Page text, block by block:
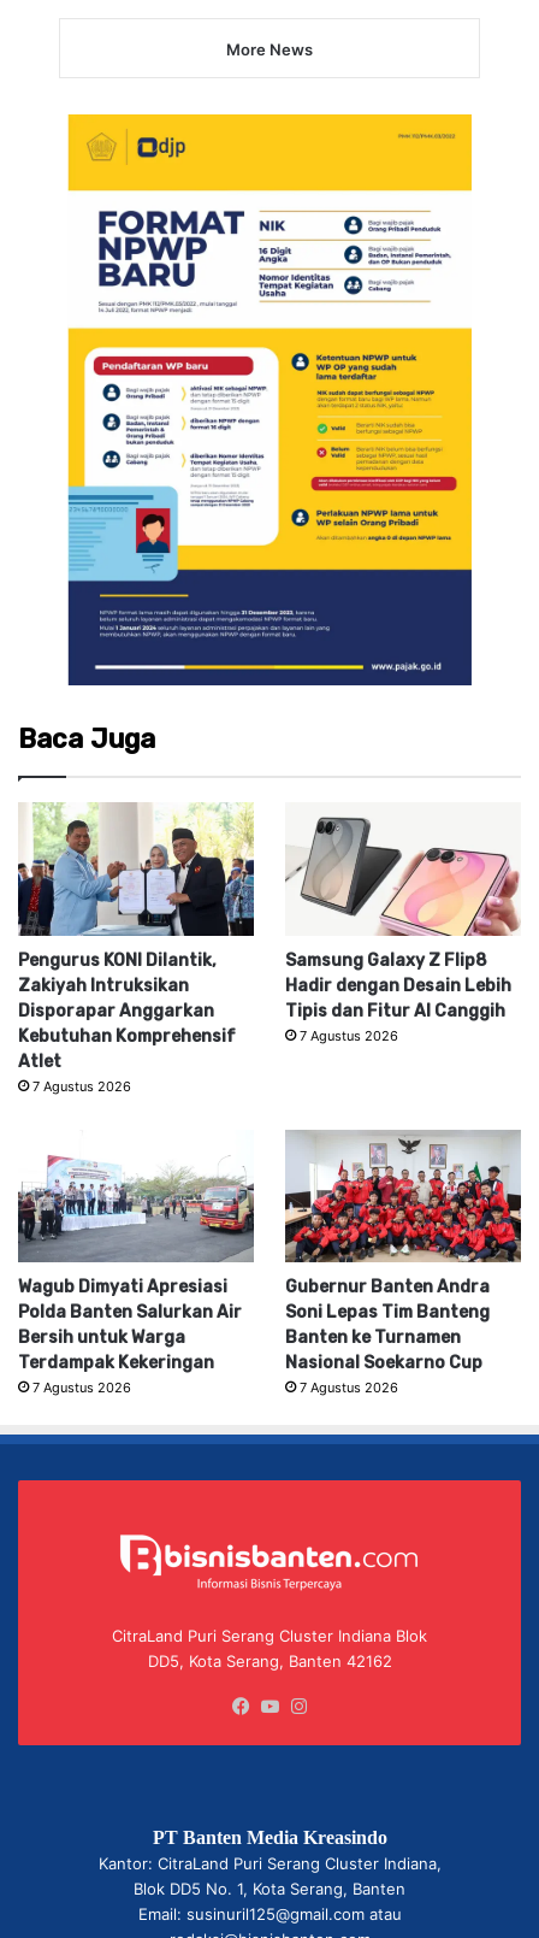
More News
Baca Juga
Pengurus KONI Dilantik,
Zakiyah Intruksikan
Disporapar Anggarkan
Kebutuhan Komprehensif
Atlet
7 Agustus 2026
Samsung Galaxy Z Flip8
Hadir dengan Desain Lebih
Tipis dan Fitur AI Canggih
7 Agustus 2026
Wagub Dimyati Apresiasi
Polda Banten Salurkan Air
Bersih untuk Warga
Terdampak Kekeringan
7 Agustus 2026
Gubernur Banten Andra
Soni Lepas Tim Banteng
Banten ke Turnamen
Nasional Soekarno Cup
7 Agustus 2026
CitraLand Puri Serang Cluster Indiana Blok
DD5, Kota Serang, Banten 42162
Facebook
YouTube
PT Banten Media Kreasindo
Kantor: CitraLand Puri Serang Cluster Indiana,
Blok DD5 No. 1, Kota Serang, Banten
Email: susinuril125@gmail.com atau